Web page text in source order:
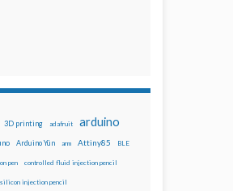
3D printing adafruit arduino
Arduino Yún arm Attiny85 BLE
pen controlled fluid injection pencil
injection pencil